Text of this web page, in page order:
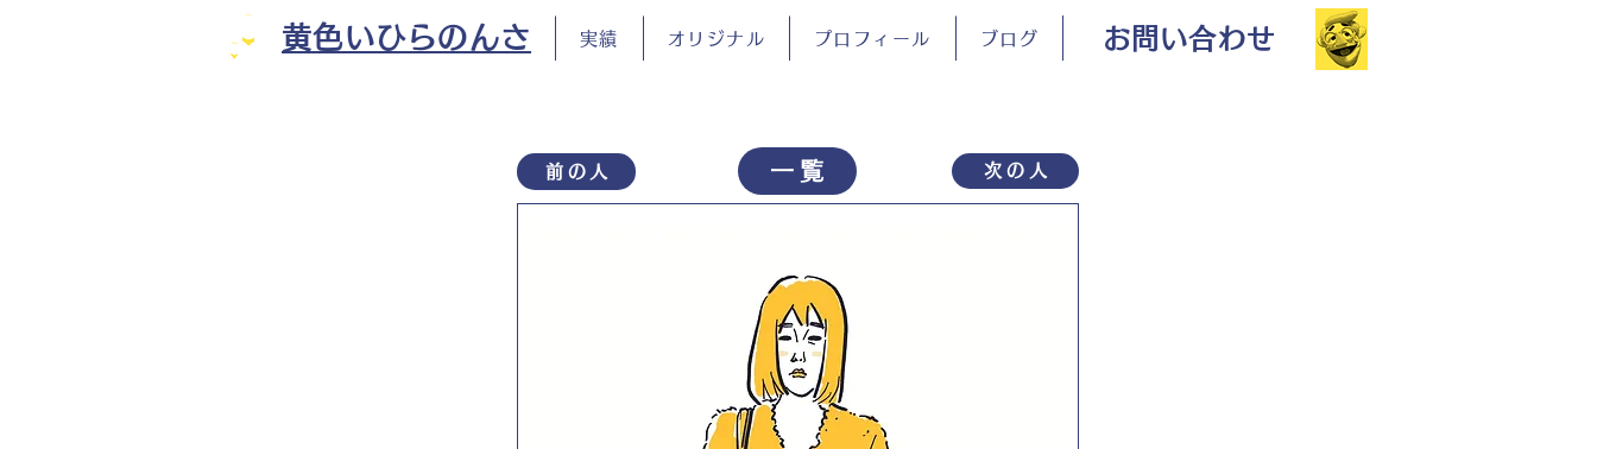
黄色いひらのんさ 実績 オリジナル プロフィール ブログ お問い合わせ
前の人 一覧 次の人